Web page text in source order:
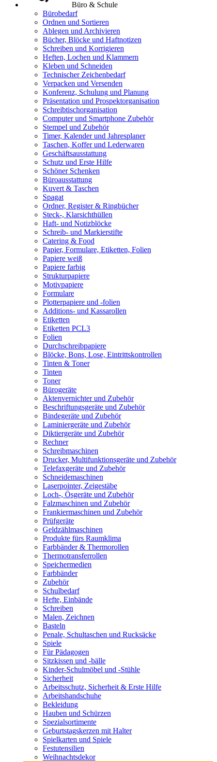
Büro & Schule
Bürobedarf
Ordnen und Sortieren
Ablegen und Archivieren
Bücher, Blöcke und Haftnotizen
Schreiben und Korrigieren
Heften, Lochen und Klammern
Kleben und Schneiden
Technischer Zeichenbedarf
Verpacken und Versenden
Konferenz, Schulung und Planung
Präsentation und Prospektorganisation
Schreibtischorganisation
Computer und Smartphone Zubehör
Stempel und Zubehör
Timer, Kalender und Jahresplaner
Taschen, Koffer und Lederwaren
Geschäftsausstattung
Schutz und Erste Hilfe
Schöner Schenken
Büroausstattung
Kuvert & Taschen
Spagat
Ordner, Register & Ringbücher
Steck-, Klarsichthüllen
Haft- und Notizblöcke
Schreib- und Markierstifte
Catering & Food
Papier, Formulare, Etiketten, Folien
Papiere weiß
Papiere farbig
Strukturpapiere
Motivpapiere
Formulare
Plotterpapiere und -folien
Additions- und Kassarollen
Etiketten
Etiketten PCL3
Folien
Durchschreibpapiere
Blöcke, Bons, Lose, Eintrittskontrollen
Tinten & Toner
Tinten
Toner
Bürogeräte
Aktenvernichter und Zubehör
Beschriftungsgeräte und Zubehör
Bindegeräte und Zubehör
Laminiergeräte und Zubehör
Diktiergeräte und Zubehör
Rechner
Schreibmaschinen
Drucker, Multifunktionsgeräte und Zubehör
Telefaxgeräte und Zubehör
Schneidemaschinen
Laserpointer, Zeigestäbe
Loch-, Ösgeräte und Zubehör
Falzmaschinen und Zubehör
Frankiermaschinen und Zubehör
Prüfgeräte
Geldzählmaschinen
Produkte fürs Raumklima
Farbbänder & Thermorollen
Thermotransferrollen
Speichermedien
Farbbänder
Zubehör
Schulbedarf
Hefte, Einbände
Schreiben
Malen, Zeichnen
Basteln
Penale, Schultaschen und Rucksäcke
Spiele
Für Pädagogen
Sitzkissen und -bälle
Kinder-Schulmöbel und -Stühle
Sicherheit
Arbeitsschutz, Sicherheit & Erste Hilfe
Arbeitshandschuhe
Bekleidung
Hauben und Schürzen
Spezialsortimente
Geburtstagskerzen mit Halter
Spielkarten und Spiele
Festutensilien
Weihnachtsdekor